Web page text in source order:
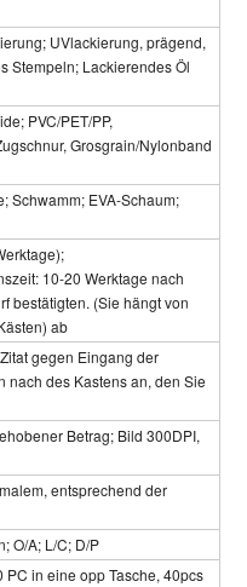
UVlackierung, prägend,
Stempeln; Lackierendes Öl
PVC/PET/PP,
Grosgrain/Nylonband
Schwamm; EVA-Schaum;
10-20 Werktage nach
bestätigten. (Sie hängt von
ab
gegen Eingang der
nach des Kastens an, den Sie
Betrag; Bild 300DPI,
entsprechend der
O/A; L/C; D/P
PC in eine opp Tasche, 40pcs